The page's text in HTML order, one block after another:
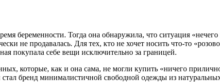
беременности. Тогда она обнаружила, что ситуация
не продавалась. Для тех, кто не хочет носить что-то
покупала себе вещи исключительно за границей.
которые, как и она сама, не могли купить «ничего
бренд минималистичной свободной одежды из